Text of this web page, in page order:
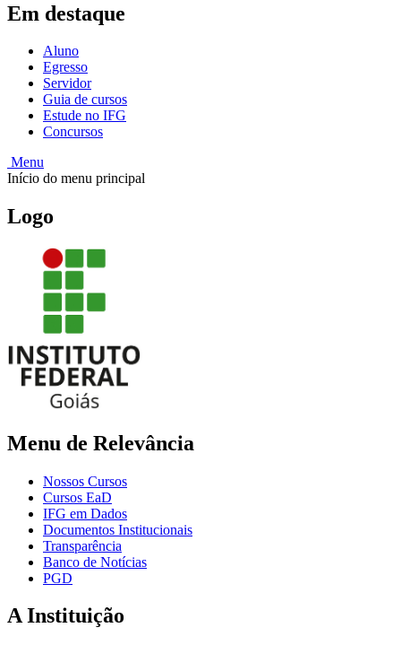
Em destaque
Aluno
Egresso
Servidor
Guia de cursos
Estude no IFG
Concursos
Menu
Início do menu principal
Logo
Menu de Relevância
Nossos Cursos
Cursos EaD
IFG em Dados
Documentos Institucionais
Transparência
Banco de Notícias
PGD
A Instituição